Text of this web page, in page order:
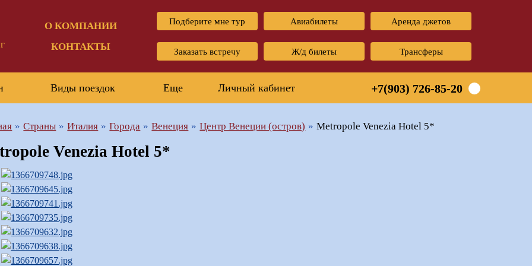
О КОМПАНИИ
КОНТАКТЫ
Подберите мне тур Авиабилеты Аренда джетов
Заказать встречу Ж/д билеты Трансферы
Виды поездок Еще Личный кабинет +7(903) 726-85-20
Страны Италия Города Венеция Центр Венеции (остров) Metropole Venezia Hotel 5*
Venezia Hotel 5*